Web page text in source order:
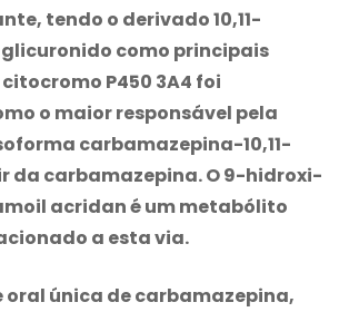
tendo o derivado 10,11-
como principais
P450 3A4 foi
o maior responsável pela
carbamazepina-10,11-
da carbamazepina. O 9-hidroxi-
acridan é um metabólito
a esta via.
oral única decarbamazepina,